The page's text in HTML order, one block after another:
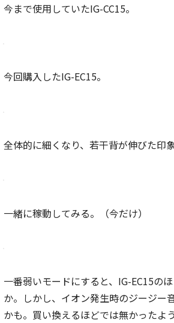
今まで使用していたIG-CC15。
今回購入したIG-EC15。
全体的に細くなり、若干背が伸びた印象
一緒に稼動してみる。（今だけ）
一番弱いモードにすると、IG-EC15の
か。しかし、イオン発生時のジージー
かも。買い換えるほどでは無かったよ